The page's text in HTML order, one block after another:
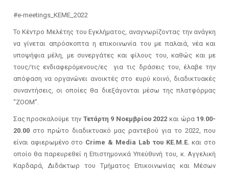
#e-meetings_ΚΕΜΕ_2022
Το Κέντρο Μελέτης του Εγκλήματος, αναγνωρίζοντας την ανάγκη
να γίνεται απρόσκοπτα η επικοινωνία του με παλαιά, νέα και
υποψήφια μέλη, με συνεργάτες και φίλους του, καθώς και με
τους/τις ενδιαφερόμενους/ες για τις δράσεις του, έλαβε την
απόφαση να οργανώνει ανοικτές στο ευρύ κοινό, διαδικτυακές
συναντήσεις, οι οποίες θα διεξάγονται μέσω της πλατφόρμας
“ZOOM”.
Σας προσκαλούμε την Τετάρτη 9 Νοεμβρίου 2022 και ώρα 19.00-
20.00στο πρώτο διαδικτυακό μας ραντεβού για το 2022, που
είναι αφιερωμένο στο Crime & Μedia Lab του ΚΕ.Μ.Ε.και στο
οποίο θα παρευρεθεί η Επιστημονικά Υπεύθυνή του, κ. Αγγελική
Καρδαρά, Διδάκτωρ του Τμήματος Επικοινωνίας και Μέσων